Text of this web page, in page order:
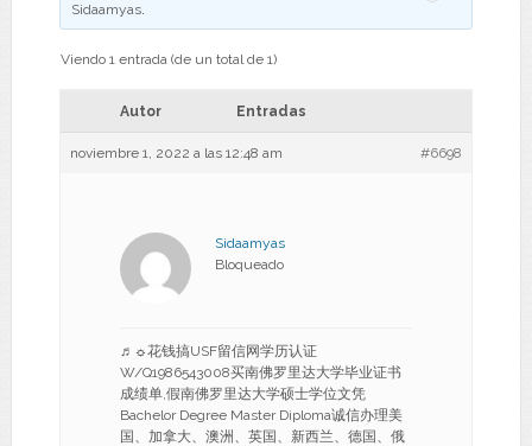
Sidaamyas.
Viendo 1 entrada (de un total de 1)
Autor Entradas
noviembre 1, 2022 a las 12:48 am #6698
Sidaamyas
Bloqueado
♬☼花钱搞USF留信网学历认证
W/Q1986543008买南佛罗里达大学毕业证书
成绩单,假南佛罗里达大学硕士学位文凭
Bachelor Degree Master Diploma诚信办理美
国、加拿大、澳洲、英国、新西兰、德国、俄